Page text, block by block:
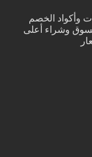
وأكواد الخصم
وشراء أعلى